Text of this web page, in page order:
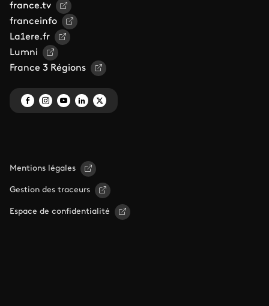
france.tv
franceinfo
La1ere.fr
Lumni
France 3 Régions
Mentions légales
Gestion des traceurs
Espace de confidentialité